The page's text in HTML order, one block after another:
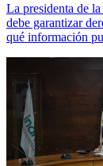
La presidenta de
debe garantizar
qué información